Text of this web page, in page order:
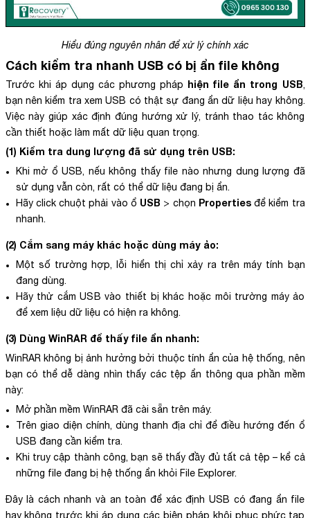
Hiểu đúng nguyên nhân để xử lý chính xác
Cách kiểm tra nhanh USB có bị ẩn file không
Trước khi áp dụng các phương pháp hiện file ẩn trong USB,
bạn nên kiểm tra xem USB có thật sự đang ẩn dữ liệu hay không.
Việc này giúp xác định đúng hướng xử lý, tránh thao tác không
cần thiết hoặc làm mất dữ liệu quan trọng.
(1) Kiểm tra dung lượng đã sử dụng trên USB:
Khi mở ổ USB, nếu không thấy file nào nhưng dung lượng đã
sử dụng vẫn còn, rất có thể dữ liệu đang bị ẩn.
Hãy click chuột phải vào ổ USB > chọn Propertiesđể kiểm tra
nhanh.
(2) Cắm sang máy khác hoặc dùng máy ảo:
Một số trường hợp, lỗi hiển thị chỉ xảy ra trên máy tính bạn
đang dùng.
Hãy thử cắm USB vào thiết bị khác hoặc môi trường máy ảo
để xem liệu dữ liệu có hiện ra không.
(3) Dùng WinRAR để thấy file ẩn nhanh:
WinRAR không bị ảnh hưởng bởi thuộc tính ẩn của hệ thống, nên
bạn có thể dễ dàng nhìn thấy các tệp ẩn thông qua phần mềm
này:
Mở phần mềm WinRAR đã cài sẵn trên máy.
Trên giao diện chính, dùng thanh địa chỉ để điều hướng đến ổ
USB đang cần kiểm tra.
Khi truy cập thành công, bạn sẽ thấy đầy đủ tất cả tệp – kể cả
những file đang bị hệ thống ẩn khỏi File Explorer.
Đây là cách nhanh và an toàn để xác định USB có đang ẩn file
hay không trước khi áp dụng các biện pháp khôi phục phức tạp